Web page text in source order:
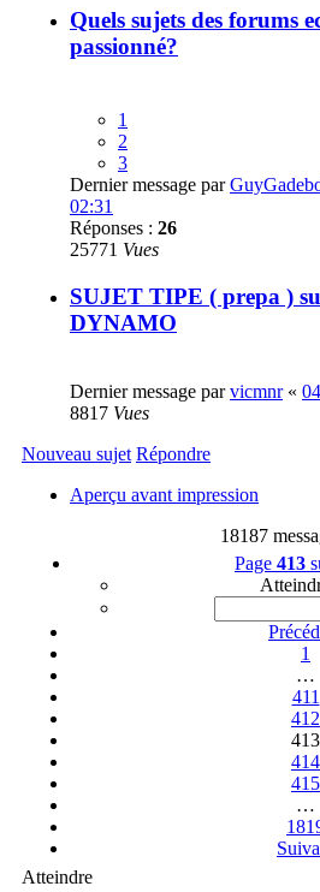
Quels sujets des forums
passionné?
1
2
3
Dernier message par
02:31
Réponses : 26
25771 Vues
SUJET TIPE ( prepa )
DYNAMO
Dernier message parvicmnr«
8817 Vues
Nouveau sujet Répondre
Aperçu avant impression
18187
Page 413
1
…
411
412
413
414
415
…
Atteindre